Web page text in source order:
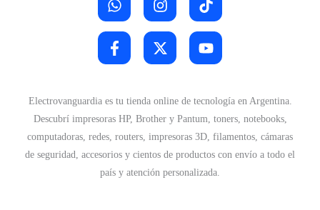
Electrovanguardia es tu tienda online de tecnología en Argentina.
Descubrí impresoras HP, Brother y Pantum, toners, notebooks,
computadoras, redes, routers, impresoras 3D, filamentos, cámaras
de seguridad, accesorios y cientos de productos con envío a todo el
país y atención personalizada.